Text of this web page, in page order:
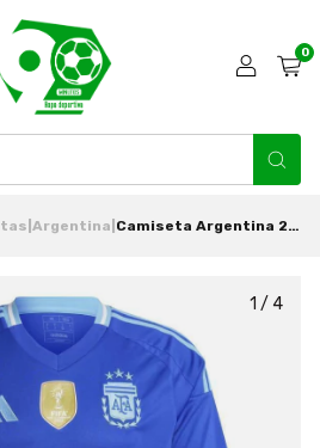
0
Argentina Camiseta Argentina 2024 2025 Visita Nueva Original Adidas
1 / 4